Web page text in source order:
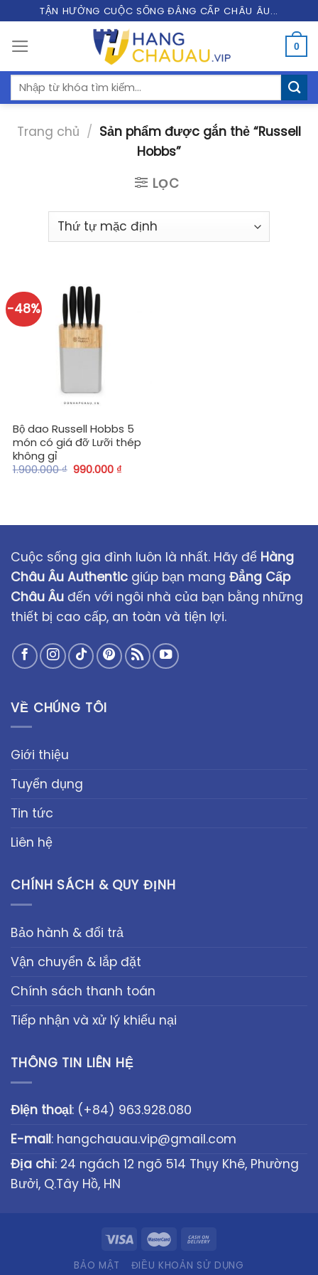
content
TẬN HƯỞNG CUỘC SỐNG ĐẲNG CẤP CHÂU ÂU...
0
Tìm
kiếm:
Trang chủ / Sản phẩm được gắn thẻ “Russell
Hobbs”
LỌC
-48%
Bộ dao Russell Hobbs 5
món có giá đỡ Lưỡi thép
không gỉ
1.900.000₫ 990.000 ₫
Cuộc sống gia đình luôn là nhất. Hãy để Hàng
Châu Âu Authentic giúp bạn mang Đẳng Cấp
Châu Âu đến với ngôi nhà của bạn bằng những
thiết bị cao cấp, an toàn và tiện lợi.
VỀ CHÚNG TÔI
Giới thiệu
Tuyển dụng
Tin tức
Liên hệ
CHÍNH SÁCH & QUY ĐỊNH
Bảo hành & đổi trả
Vận chuyển & lắp đặt
Chính sách thanh toán
Tiếp nhận và xử lý khiếu nại
THÔNG TIN LIÊN HỆ
Điện thoại: (+84) 963.928.080
E-mail: hangchauau.vip@gmail.com
Địa chỉ: 24 ngách 12 ngõ 514 Thụy Khê, Phường
Bưởi, Q.Tây Hồ, HN
BẢO MẬT ĐIỀU KHOẢN SỬ DỤNG